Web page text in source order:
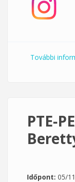
További
PTE-
Időpont: 05/